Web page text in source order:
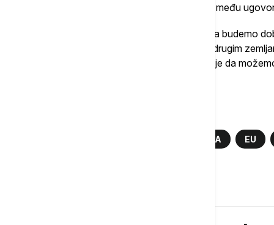
navela, ubedljivo najviši nivo usklađenosti među
"Nastavićemo, naravno, aktivan dijalog, da budemo
u regionu, što jeste slučaj, i da krčimo put drugim
sprovela određene aktivnosti. Drago nam je da
SRBIJA EU